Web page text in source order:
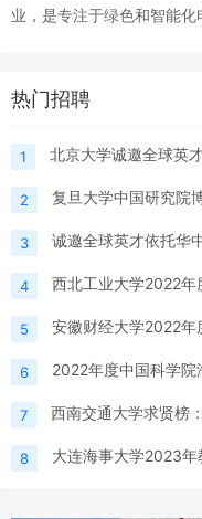
业，是专注于绿色和智能
了电传动系统集成、新型材
热门招聘
1 北京大学诚邀全球英
2 复旦大学中国研究院
3 诚邀全球英才依托华
4 西北工业大学2022年
5 安徽财经大学2022年
6 2022年度中国科学
7 西南交通大学求贤榜
8 大连海事大学2023